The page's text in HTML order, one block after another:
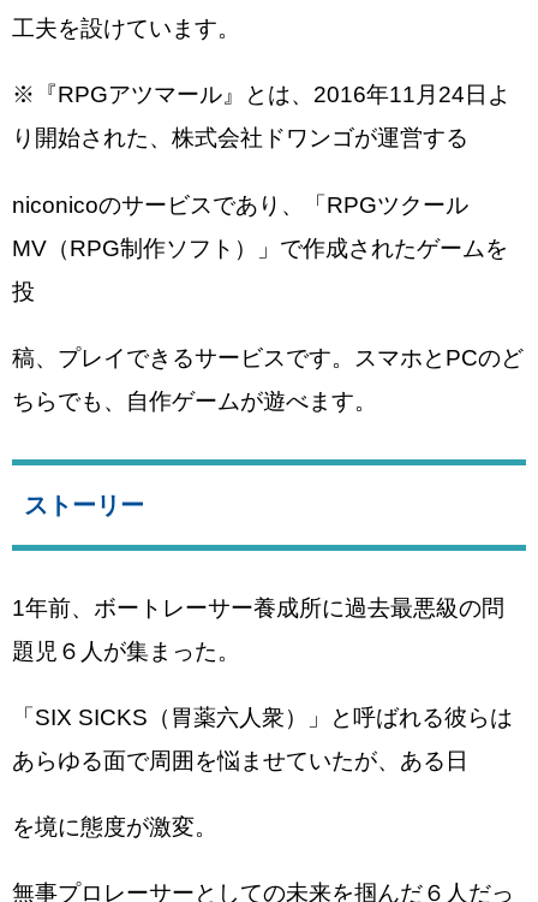
工夫を設けています。
※『RPGアツマール』とは、2016年11月24日よ
り開始された、株式会社ドワンゴが運営する
niconicoのサービスであり、「RPGツクール
MV（RPG制作ソフト）」で作成されたゲームを
投
稿、プレイできるサービスです。スマホとPCのど
ちらでも、自作ゲームが遊べます。
ストーリー
1年前、ボートレーサー養成所に過去最悪級の問
題児６人が集まった。
「SIX SICKS（胃薬六人衆）」と呼ばれる彼らは
あらゆる面で周囲を悩ませていたが、ある日
を境に態度が激変。
無事プロレーサーとしての未来を掴んだ６人だっ